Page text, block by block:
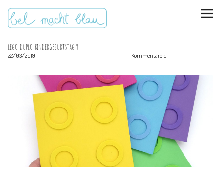
instagram bloglovin
Malen + basteln
Feste feiern
Kinderzimmer
lego-duplo-kindergeburtstag-9
22/03/2019 Kommentare 0